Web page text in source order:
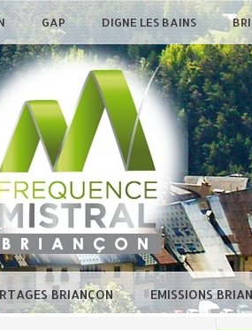
GAP DIGNE LES BAINS
BRIANÇON EMISSIONS